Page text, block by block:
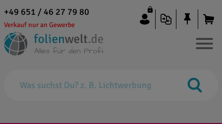
+49 651 / 46 27 79 80
Verkauf nur an Gewerbe